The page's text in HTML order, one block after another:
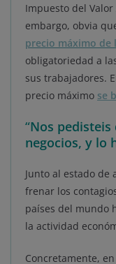
Impuesto del Valor
embargo, obvia
precio máximo de
obligatoriedad a
sus trabajadores.
precio máximo se
“Nos
negocios, y lo
Junto al estado de
frenar los
países del mundo
la actividad
Concretamente,